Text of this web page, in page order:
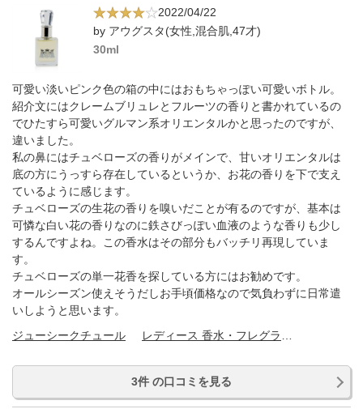
2022/04/22
by アウグスタ(女性,混合肌,47才)
30ml
可愛い淡いピンク色の箱の中にはおもちゃっぽい可愛いボトル。
紹介文にはクレームブリュレとフルーツの香りと書かれているの
でひたすら可愛いグルマン系オリエンタルかと思ったのですが、
違いました。
私の鼻にはチュベローズの香りがメインで、甘いオリエンタルは
底の方にうっすら存在しているというか、お花の香りを下で支え
ているように感じます。
チュベローズの生花の香りを嗅いだことが有るのですが、基本は
可憐な白い花の香りなのに鉄さびっぽい血液のような香りも少し
するんですよね。この香水はその部分もバッチリ再現していま
す。
チュベローズの単一花香を探している方にはお勧めです。
オールシーズン使えそうだしお手頃価格なので気負わずに日常遣
いしようと思います。
ジューシークチュール
3件 の口コミを見る